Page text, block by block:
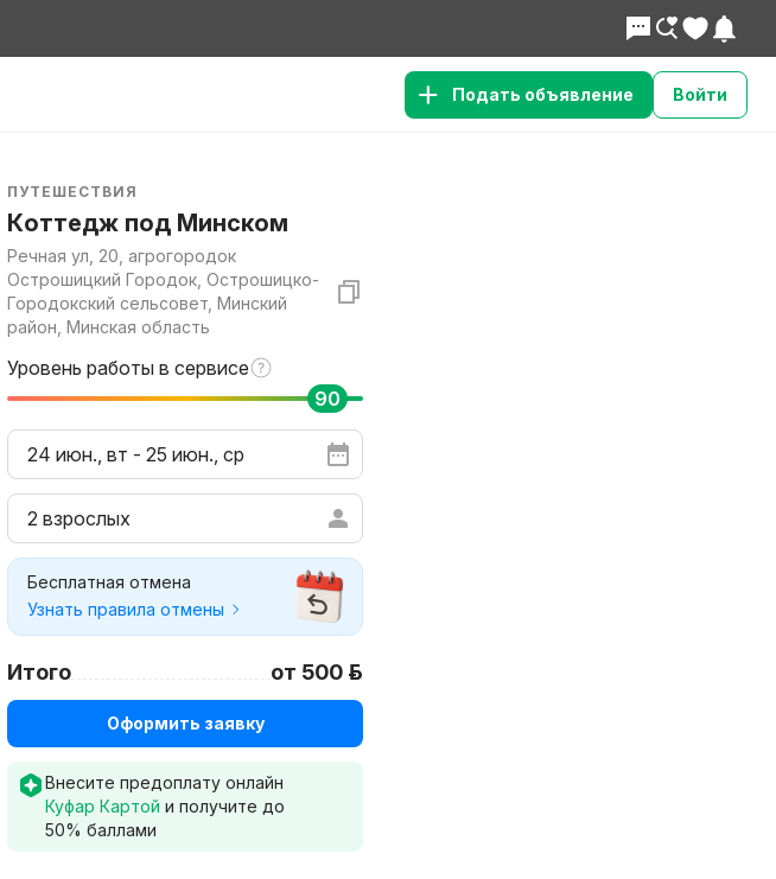
Подать объявление Войти
ПУТЕШЕСТВИЯ
Коттедж под Минском
Речная ул, 20, агрогородок
Острошицкий Городок, Острошицко-
Городокский сельсовет, Минский
район, Минская область
Уровень работы в сервисе
90
24 июн., вт - 25 июн., ср
2 взрослых
Бесплатная отмена
Узнать правила отмены
Итого от 500 р.
Оформить заявку
Внесите предоплату онлайн
Куфар Картой и получите до
50% баллами